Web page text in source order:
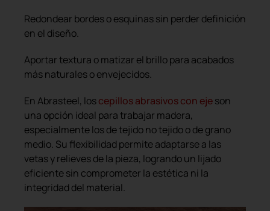
Redondear bordes o esquinas sin perder definición
en el diseño.
Aportar textura o matizar el brillo para acabados
más naturales o envejecidos.
En Abrasteel, loscepillos abrasivos con ejeson
una opción ideal para trabajar madera,
especialmente los de tejido no tejido o de grano
medio. Su flexibilidad permite adaptarse a las
vetas y relieves de la pieza, logrando un lijado
eficiente sin comprometer la estética ni la
integridad del material.